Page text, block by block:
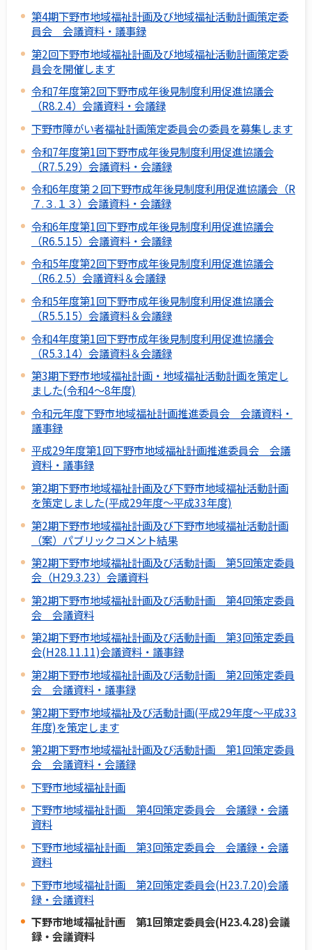
第4期下野市地域福祉計画及び地域福祉活動計画策定委
員会 会議資料・議事録
第2回下野市地域福祉計画及び地域福祉活動計画策定委
員会を開催します
令和7年度第2回下野市成年後見制度利用促進協議会
（R8.2.4）会議資料・会議録
下野市障がい者福祉計画策定委員会の委員を募集します
令和7年度第1回下野市成年後見制度利用促進協議会
（R7.5.29）会議資料・会議録
令和6年度第２回下野市成年後見制度利用促進協議会（R
７.３.１３）会議資料・会議録
令和6年度第1回下野市成年後見制度利用促進協議会
（R6.5.15）会議資料・会議録
令和5年度第2回下野市成年後見制度利用促進協議会
（R6.2.5）会議資料＆会議録
令和5年度第1回下野市成年後見制度利用促進協議会
（R5.5.15）会議資料＆会議録
令和4年度第1回下野市成年後見制度利用促進協議会
（R5.3.14）会議資料＆会議録
第3期下野市地域福祉計画・地域福祉活動計画を策定し
ました(令和4～8年度)
令和元年度下野市地域福祉計画推進委員会 会議資料・
議事録
平成29年度第1回下野市地域福祉計画推進委員会 会議
資料・議事録
第2期下野市地域福祉計画及び下野市地域福祉活動計画
を策定しました(平成29年度～平成33年度)
第2期下野市地域福祉計画及び下野市地域福祉活動計画
（案）パブリックコメント結果
第2期下野市地域福祉計画及び活動計画 第5回策定委員
会（H29.3.23）会議資料
第2期下野市地域福祉計画及び活動計画 第4回策定委員
会 会議資料
第2期下野市地域福祉計画及び活動計画 第3回策定委員
会(H28.11.11)会議資料・議事録
第2期下野市地域福祉計画及び活動計画 第2回策定委員
会 会議資料・議事録
第2期下野市地域福祉及び活動計画(平成29年度～平成33
年度)を策定します
第2期下野市地域福祉計画及び活動計画 第1回策定委員
会 会議資料・会議録
下野市地域福祉計画
下野市地域福祉計画 第4回策定委員会 会議録・会議
資料
下野市地域福祉計画 第3回策定委員会 会議録・会議
資料
下野市地域福祉計画 第2回策定委員会(H23.7.20)会議
録・会議資料
下野市地域福祉計画 第1回策定委員会(H23.4.28)会議
録・会議資料